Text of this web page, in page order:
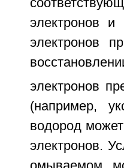
электронов и
электронов
электронов
(например,
водород
электронов.